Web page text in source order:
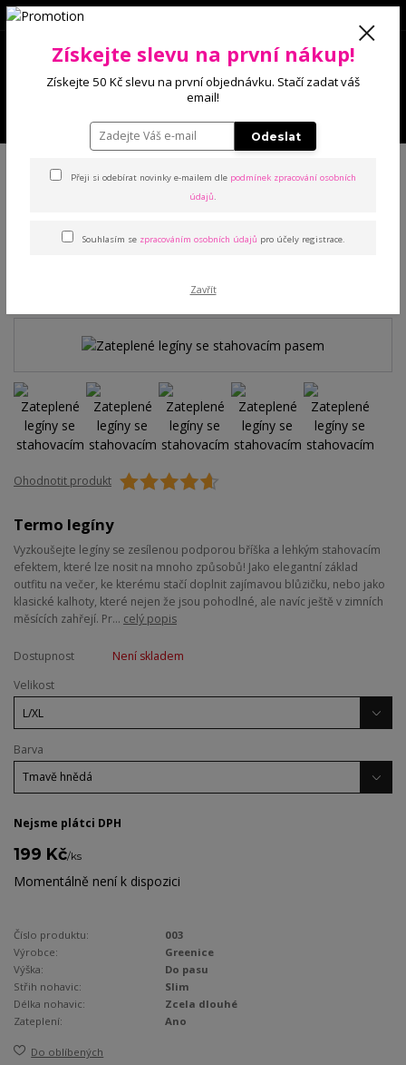
0 Kč
stahovacím pasem
Ohodnotit produkt
Termo legíny
Vyzkoušejte legíny se zesílenou podporou bříška a lehkým stahovacím
efektem, které lze nosit na mnoho způsobů! Jako elegantní základ
outfitu na večer, ke kterému stačí doplnit zajímavou blůzičku, nebo jako
klasické kalhoty, které nejen že jsou pohodlné, ale navíc ještě v zimních
měsících zahřejí. Pr... celý popis
Dostupnost
Není skladem
Velikost
Barva
Nejsme plátci DPH
199 Kč/ks
Momentálně není k dispozici
Číslo produktu:
003
Výrobce:
Greenice
Výška:
Do pasu
Střih nohavic:
Slim
Délka nohavic:
Zcela dlouhé
Zateplení:
Ano
Do oblíbených
Získejte slevu na první nákup!
Získejte 50 Kč slevu na první objednávku. Stačí zadat váš
email!
Odeslat
Přeji si odebírat novinky e-mailem dle podmínek zpracování osobních
údajů.
Souhlasím se zpracováním osobních údajů pro účely registrace.
Zavřít